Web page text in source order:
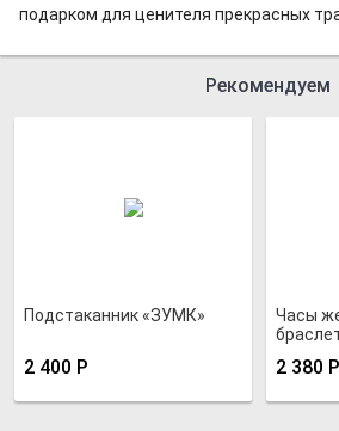
подарком для ценителя прекрасных
Рекомендуем
Подстаканник «ЗУМК»
2 400 Р
Часы
2 380 Р